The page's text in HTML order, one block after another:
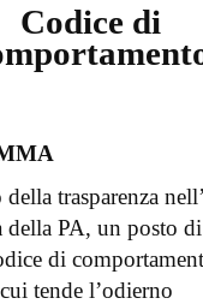
Codice di
trasparenza
della PA, un posto
di
tende l’odierno